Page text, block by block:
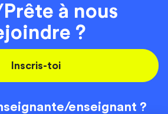
à nous
?
Inscris-toi
enseignant ?